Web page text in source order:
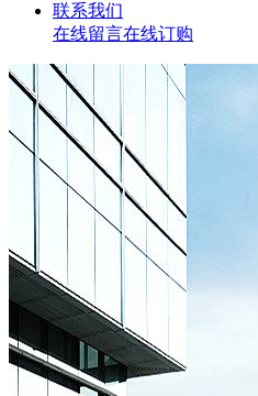
联系我们
在线留言在线订购